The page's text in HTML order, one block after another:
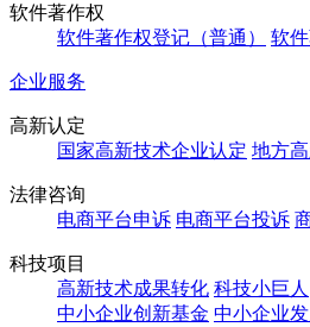
软件著作权
软件著作权登记（普通）
软
企业服务
高新认定
国家高新技术企业认定 地方
法律咨询
电商平台申诉 电商平台投诉
科技项目
高新技术成果转化 科技小巨人
中小企业创新基金 中小企业